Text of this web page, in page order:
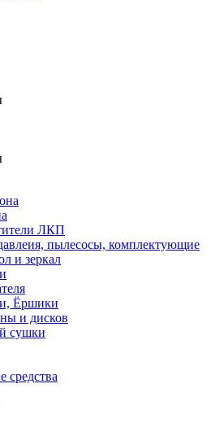
ЛКП
пылесосы, комплектующие
и зеркал
Ёршики
и дисков
сушки
средства